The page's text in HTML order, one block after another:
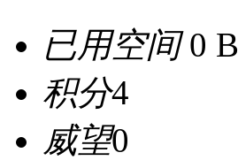
已用空间0 B
积分4
威望0